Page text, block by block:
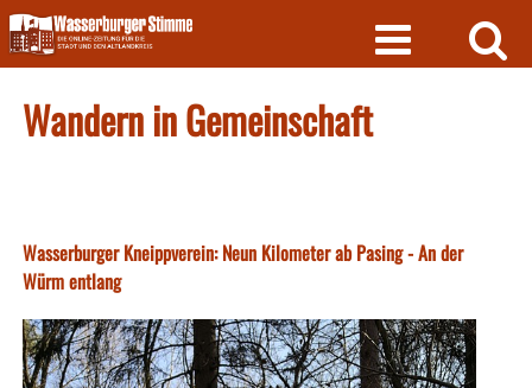
Skip
to
content
Wandern in Gemeinschaft
Wasserburger Kneippverein: Neun Kilometer ab Pasing - An der
Würm entlang